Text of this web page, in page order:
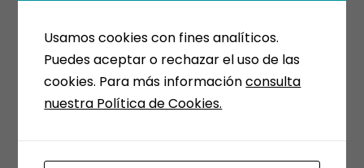
Asesoría medica en caso de
trasplante
Usamos cookies con fines analíticos.
Puedes aceptar o rechazar el uso de las
cookies. Para más informaciónconsulta
nuestra Política de Cookies.